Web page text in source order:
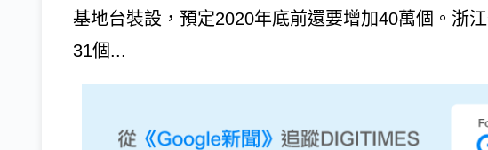
基地台裝設，預定2020年底前還要增加40萬個。浙
31個...